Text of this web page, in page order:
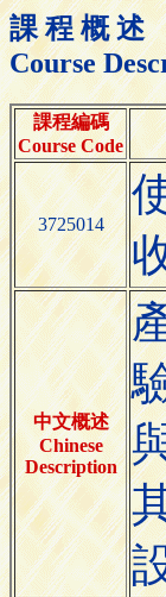
課 程 概 述
Course
課程編碼
Course Code
3725014
中文概述
Chinese
Description